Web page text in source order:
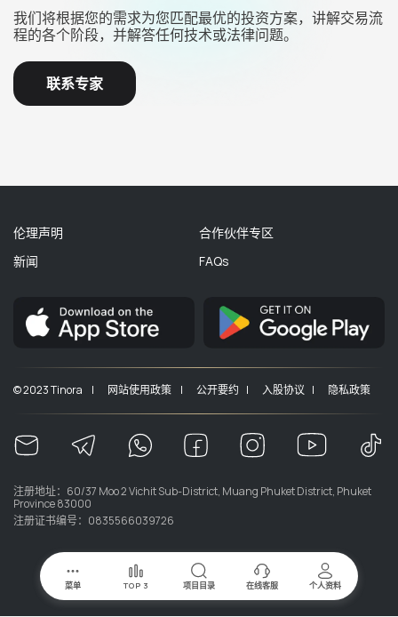
菜单 TOP 3 项目目录 在线客服 个人资料
我们将根据您的需求为您匹配最优的投资方案，讲解交易流
程的各个阶段，并解答任何技术或法律问题。
联系专家
伦理声明
新闻
合作伙伴专区
FAQs
© 2023 Tinora | 网站使用政策 | 公开要约 | 入股协议 | 隐私政策
注册地址：60/37 Moo 2 Vichit Sub-District, Muang Phuket District, Phuket
Province 83000
注册证书编号：0835566039726